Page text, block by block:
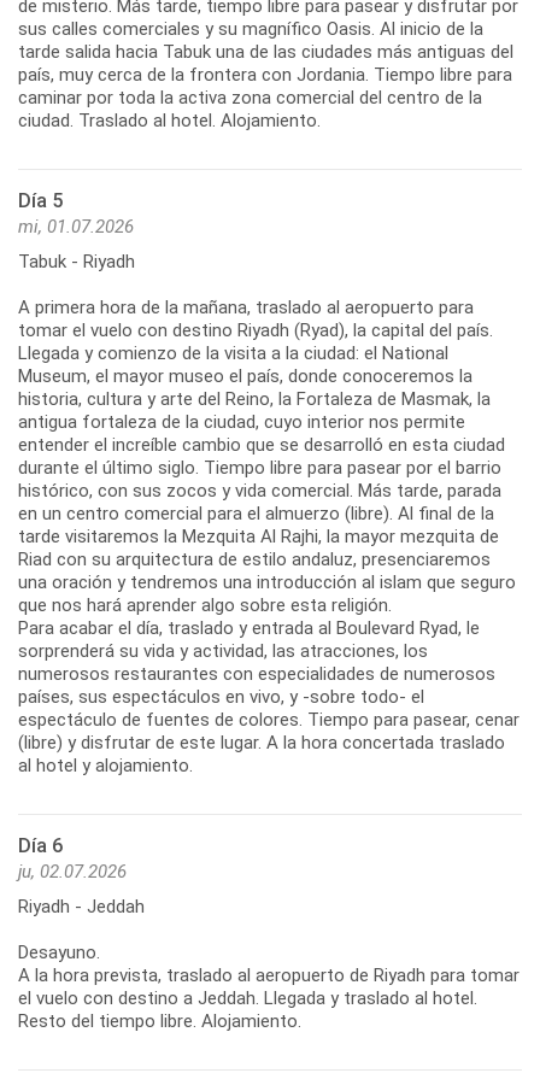
de misterio. Más tarde, tiempo libre para pasear y disfrutar por
sus calles comerciales y su magnífico Oasis. Al inicio de la
tarde salida hacia Tabuk una de las ciudades más antiguas del
país, muy cerca de la frontera con Jordania. Tiempo libre para
caminar por toda la activa zona comercial del centro de la
ciudad. Traslado al hotel. Alojamiento.
Día 5
mi, 01.07.2026
Tabuk - Riyadh
A primera hora de la mañana, traslado al aeropuerto para
tomar el vuelo con destino Riyadh (Ryad), la capital del país.
Llegada y comienzo de la visita a la ciudad: el National
Museum, el mayor museo el país, donde conoceremos la
historia, cultura y arte del Reino, la Fortaleza de Masmak, la
antigua fortaleza de la ciudad, cuyo interior nos permite
entender el increíble cambio que se desarrolló en esta ciudad
durante el último siglo. Tiempo libre para pasear por el barrio
histórico, con sus zocos y vida comercial. Más tarde, parada
en un centro comercial para el almuerzo (libre). Al final de la
tarde visitaremos la Mezquita Al Rajhi, la mayor mezquita de
Riad con su arquitectura de estilo andaluz, presenciaremos
una oración y tendremos una introducción al islam que seguro
que nos hará aprender algo sobre esta religión.
Para acabar el día, traslado y entrada al Boulevard Ryad, le
sorprenderá su vida y actividad, las atracciones, los
numerosos restaurantes con especialidades de numerosos
países, sus espectáculos en vivo, y -sobre todo- el
espectáculo de fuentes de colores. Tiempo para pasear, cenar
(libre) y disfrutar de este lugar. A la hora concertada traslado
al hotel y alojamiento.
Día 6
ju, 02.07.2026
Riyadh - Jeddah
Desayuno.
A la hora prevista, traslado al aeropuerto de Riyadh para tomar
el vuelo con destino a Jeddah. Llegada y traslado al hotel.
Resto del tiempo libre. Alojamiento.